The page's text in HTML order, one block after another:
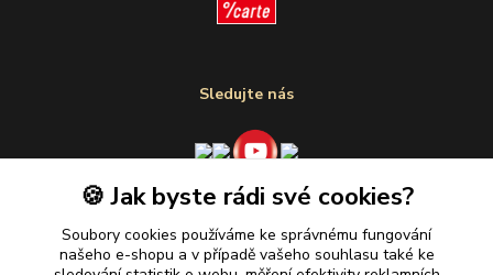
Sledujte nás
Plaťte u nás bezpečně
🍪 Jak byste rádi své cookies?
Soubory cookies používáme ke správnému fungování
našeho e-shopu a v případě vašeho souhlasu také ke